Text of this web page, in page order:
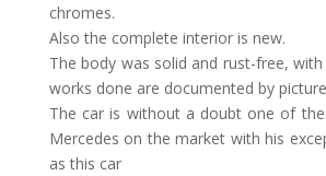
chromes.
Also the complete interior is new.
The body was solid and rust-free,
works done are documented by
The car is without a doubt one of
Mercedes on the market with his
as this car